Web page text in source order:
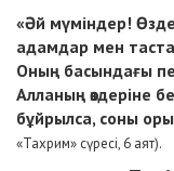
«Әй мүміндер!
адамдар мен
Оның басындағы
Алланың өздеріне
бұйрылса, соны
«Тахрим» сүресі, 6 аят).